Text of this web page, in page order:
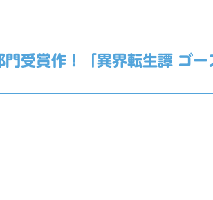
受賞作！「異界転生譚 ゴー